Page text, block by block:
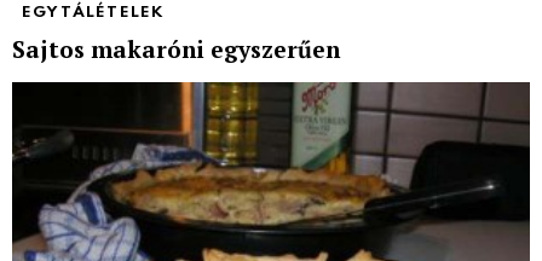
EGYTÁLÉTELEK
Sajtos makaróni egyszerűen